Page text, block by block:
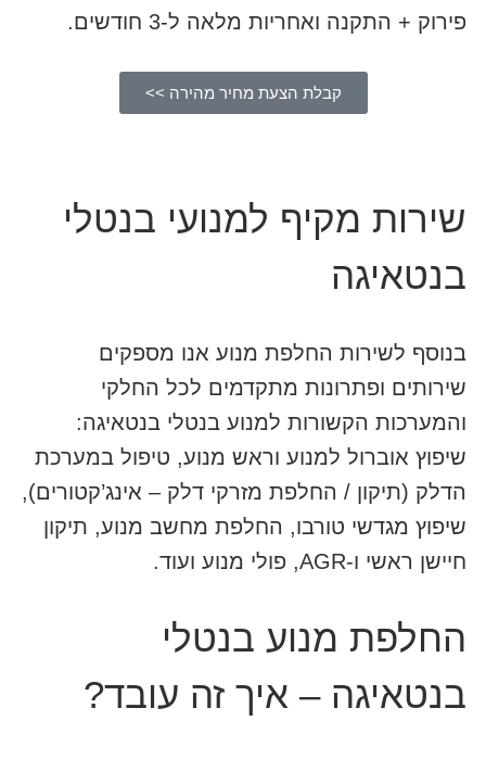
פירוק + התקנה ואחריות מלאה ל-3 חודשים.
קבלת הצעת מחיר מהירה >>
שירות מקיף למנועי בנטלי
בנטאיגה
בנוסף לשירות החלפת מנוע אנו מספקים
שירותים ופתרונות מתקדמים לכל החלקי
והמערכות הקשורות למנוע בנטלי בנטאיגה:
שיפוץ אוברול למנוע וראש מנוע, טיפול במערכת
הדלק (תיקון / החלפת מזרקי דלק – אינג’קטורים),
שיפוץ מגדשי טורבו, החלפת מחשב מנוע, תיקון
חיישן ראשי ו-AGR, פולי מנוע ועוד.
החלפת מנוע בנטלי
בנטאיגה – איך זה עובד?